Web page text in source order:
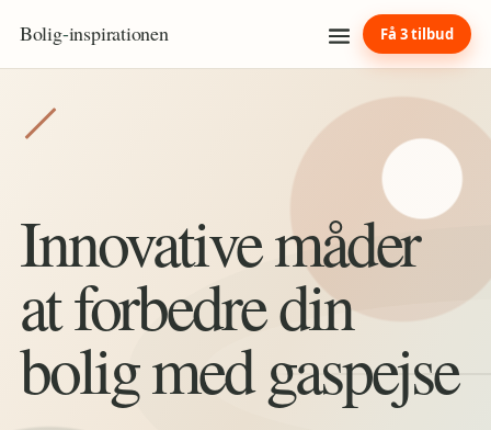
Bolig-inspirationen Få 3 tilbud
Innovative måder
at forbedre din
bolig med gaspejse